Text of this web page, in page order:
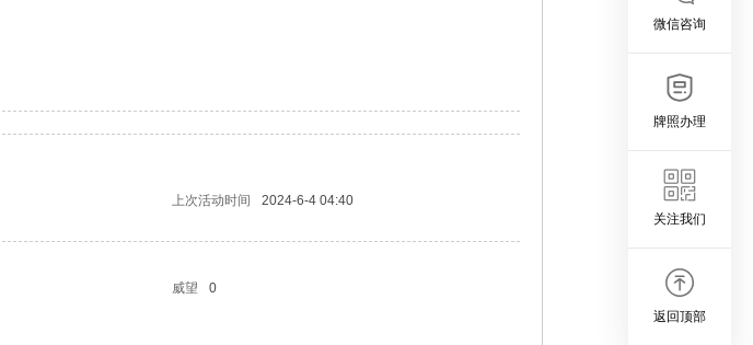
上次活动时间
2024-6-4 04:40
威望
0
微信咨询
牌照办理
关注我们
返回顶部